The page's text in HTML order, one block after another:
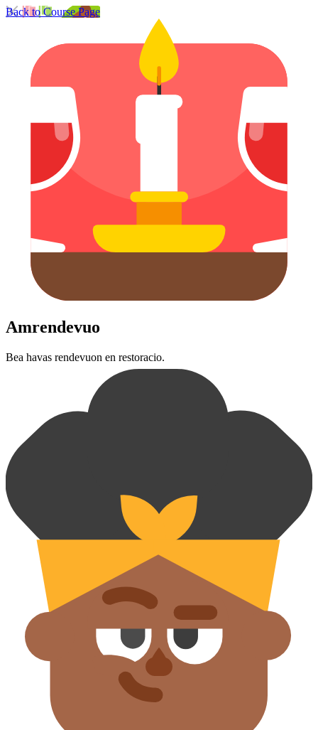
Back to Course Page
Amrendevuo
Bea havas rendevuon en restoracio.